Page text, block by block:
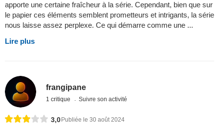
apporte une certaine fraîcheur à la série. Cependant, bien que sur
le papier ces éléments semblent prometteurs et intrigants, la série
nous laisse assez perplexe. Ce qui démarre comme une ...
Lire plus
frangipane
1 critique Suivre son activité
3,0Publiée le 30 août 2024